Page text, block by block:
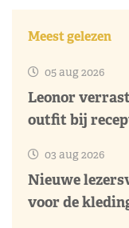
Meest gelezen
05 aug 2026
Leonor
outfit bij
03 aug 2026
Nieuwe
voor de